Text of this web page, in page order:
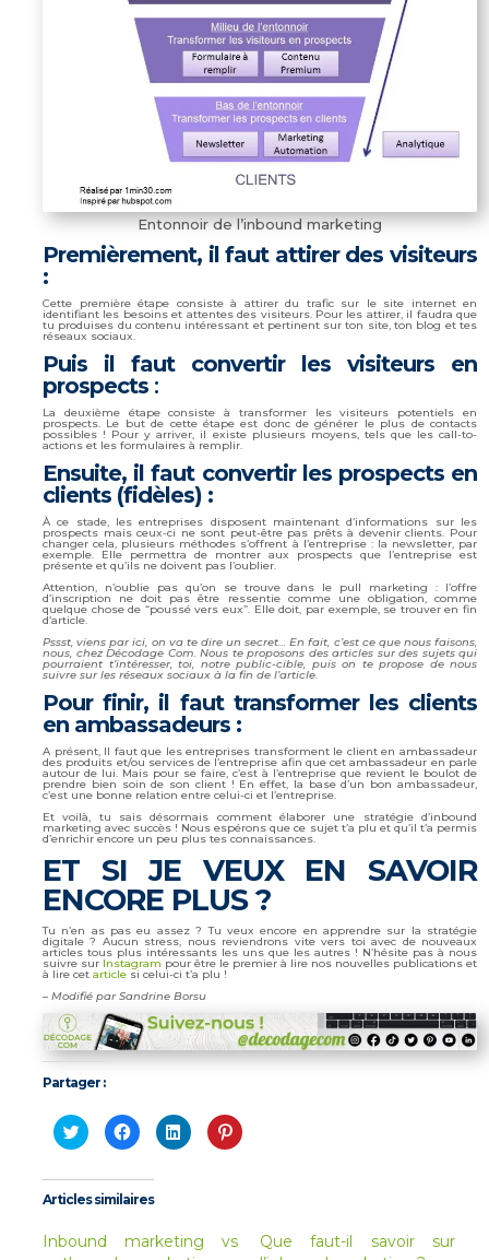
Entonnoir de l’inbound marketing
Premièrement, il faut attirer des visiteurs
:
Cette première étape consiste à attirer du trafic sur le site internet en
identifiant les besoins et attentes des visiteurs. Pour les attirer, il faudra que
tu produises du contenu intéressant et pertinent sur ton site, ton blog et tes
réseaux sociaux.
Puis il faut convertir les visiteurs en
prospects :
La deuxième étape consiste à transformer les visiteurs potentiels en
prospects. Le but de cette étape est donc de générer le plus de contacts
possibles ! Pour y arriver, il existe plusieurs moyens, tels que les call-to-
actions et les formulaires à remplir.
Ensuite, il faut convertir les prospects en
clients (fidèles) :
À ce stade, les entreprises disposent maintenant d’informations sur les
prospects mais ceux-ci ne sont peut-être pas prêts à devenir clients. Pour
changer cela, plusieurs méthodes s’offrent à l’entreprise : la newsletter, par
exemple. Elle permettra de montrer aux prospects que l’entreprise est
présente et qu’ils ne doivent pas l’oublier.
Attention, n’oublie pas qu’on se trouve dans le pull marketing : l’offre
d’inscription ne doit pas être ressentie comme une obligation, comme
quelque chose de “poussé vers eux”. Elle doit, par exemple, se trouver en fin
d’article.
Pssst, viens par ici, on va te dire un secret… En fait, c’est ce que nous faisons,
nous, chez Décodage Com. Nous te proposons des articles sur des sujets qui
pourraient t’intéresser, toi, notre public-cible, puis on te propose de nous
suivre sur les réseaux sociaux à la fin de l’article.
Pour finir, il faut transformer les clients
en ambassadeurs :
A présent, Il faut que les entreprises transforment le client en ambassadeur
des produits et/ou services de l’entreprise afin que cet ambassadeur en parle
autour de lui. Mais pour se faire, c’est à l’entreprise que revient le boulot de
prendre bien soin de son client ! En effet, la base d’un bon ambassadeur,
c’est une bonne relation entre celui-ci et l’entreprise.
Et voilà, tu sais désormais comment élaborer une stratégie d’inbound
marketing avec succès ! Nous espérons que ce sujet t’a plu et qu’il t’a permis
d’enrichir encore un peu plus tes connaissances.
ET SI JE VEUX EN SAVOIR
ENCORE PLUS ?
Tu n’en as pas eu assez ? Tu veux encore en apprendre sur la stratégie
digitale ? Aucun stress, nous reviendrons vite vers toi avec de nouveaux
articles tous plus intéressants les uns que les autres ! N’hésite pas à nous
suivre sur Instagram pour être le premier à lire nos nouvelles publications et
à lire cet article si celui-ci t’a plu !
– Modifié par Sandrine Borsu
Partager :
Cliquez
pour
partager
Twitter(ouvre
dans
une
fenêtre)
Cliquez
pour
partager
Facebook(ouvre
dans
une
fenêtre)
Cliquez
pour
partager
Cliquez
pour
fenêtre)
Articles similaires
Inbound marketing vs
Que faut-il savoir sur